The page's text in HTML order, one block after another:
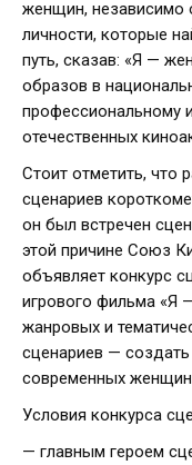
женщин, независимо
личности, которые
путь, сказав: «Я —
образов в
профессиональному
отечественных
Стоит отметить, что
сценариев
он был встречен
этой причине Союз
объявляет конкурс
игрового фильма «Я
жанровых и
сценариев —
современных
Условия конкурса
— главным героем